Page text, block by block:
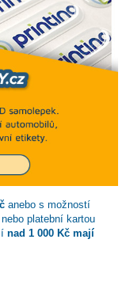
anebo s možností
platební kartou
nad 1 000 Kč mají